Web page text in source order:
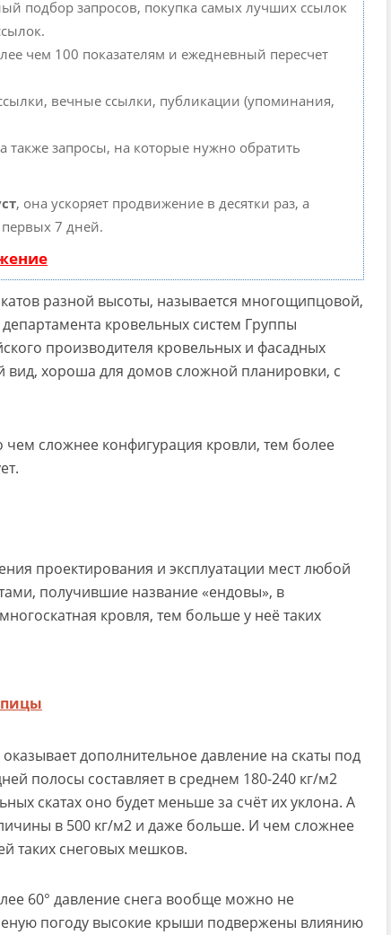
подбор запросов, покупка самых лучших ссылок
чем 100 показателям и ежедневный пересчет
вечные ссылки, публикации (упоминания,
также запросы, на которые нужно обратить
, она ускоряет продвижение в десятки раз, а
7 дней.
разной высоты, называется многощипцовой,
кровельных систем Группы
производителя кровельных и фасадных
хороша для домов сложной планировки, с
чем сложнее конфигурация кровли, тем более
проектирования и эксплуатации мест любой
получившие название «ендовы», в
кровля, тем больше у неё таких
дополнительное давление на скаты под
полосы составляет в среднем 180-240 кг/м2
скатах оно будет меньше за счёт их уклона. А
в 500 кг/м2 и даже больше. И чем сложнее
таких снеговых мешков.
60° давление снега вообще можно не
погоду высокие крыши подвержены влиянию